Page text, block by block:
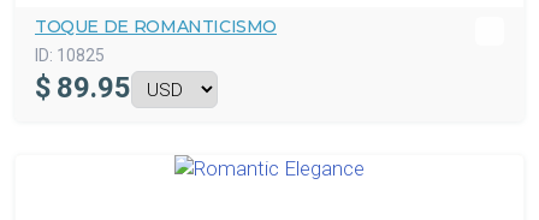
TOQUE DE ROMANTICISMO
ID: 10825
$ 89.95